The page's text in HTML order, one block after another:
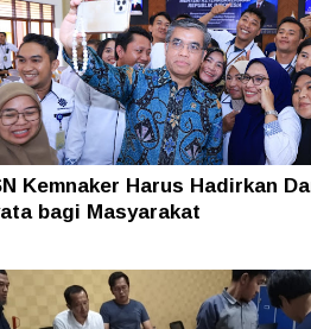
Kemnaker Harus Hadirkan
bagi Masyarakat